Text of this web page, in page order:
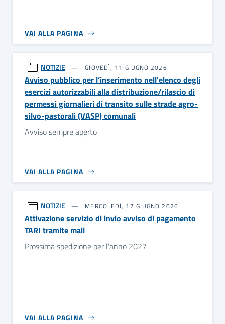
VAI ALLA PAGINA
NOTIZIE GIOVEDÌ, 11 GIUGNO 2026
Avviso pubblico per l’inserimento nell'elenco degli
esercizi autorizzabili alla distribuzione/rilascio di
permessi giornalieri di transito sulle strade agro-
silvo-pastorali (VASP) comunali
Avviso sempre aperto
VAI ALLA PAGINA
NOTIZIE MERCOLEDÌ, 17 GIUGNO 2026
Attivazione servizio di invio avviso di pagamento
TARI tramite mail
Prossima spedizione per l'anno 2027
VAI ALLA PAGINA